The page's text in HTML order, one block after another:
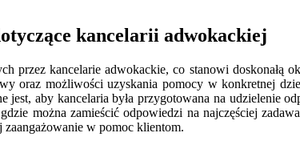
kancelarii adwokackiej
przez kancelarie adwokackie, co stanowi
oraz możliwości uzyskania pomocy w konkretnej
jest, aby kancelaria była przygotowana na udzielenie
można zamieścić odpowiedzi na najczęściej
w pomoc klientom.